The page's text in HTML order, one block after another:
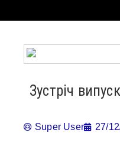
Зустріч
Super User 27/